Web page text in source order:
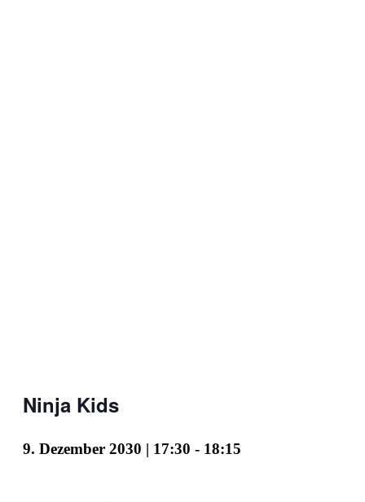
Ninja Kids
9. Dezember 2030 | 17:30 - 18:15